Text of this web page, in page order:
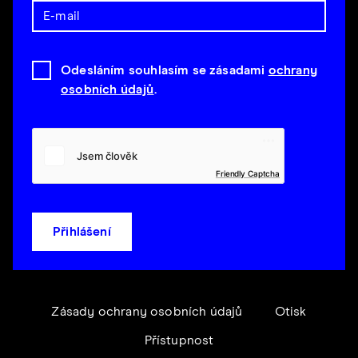
Odesláním souhlasím se zásadami ochrany
osobních údajů.
Friendly Captcha
Přihlášení
Zásady ochrany osobních údajů Otisk
Přístupnost